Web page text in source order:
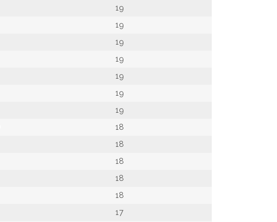
19
19
19
19
19
19
19
18
18
18
18
18
17